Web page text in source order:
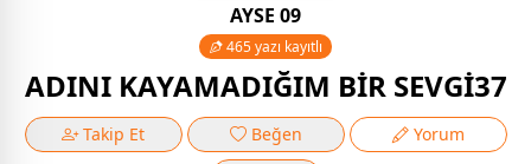
AYSE 09
465 yazı kayıtlı
ADINI KAYAMADIĞIM BİR SEVGİ37
Takip Et Beğen
Yorum